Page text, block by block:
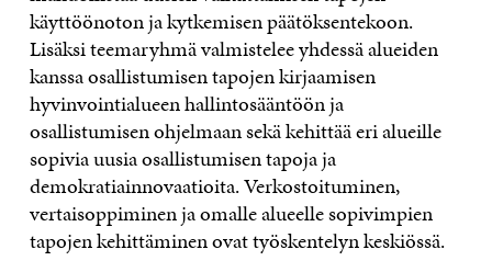
S
S
A
V
A
T
U
U
U
U
S
Ä
A
V
A
U
U
U
U
D
S
S
A
V
A
T
U
U
U
I
L
A
A
V
U
T
U
U
U
K
E
L
N
L
I
K
K
käyttöönoton ja kytkemisen päätöksentekoon.
Lisäksi teemaryhmä valmistelee yhdessä alueiden
kanssa osallistumisen tapojen kirjaamisen
hyvinvointialueen hallintosääntöön ja
osallistumisen ohjelmaan sekä kehittää eri alueille
sopivia uusia osallistumisen tapoja ja
demokratiainnovaatioita. Verkostoituminen,
vertaisoppiminen ja omalle alueelle sopivimpien
tapojen kehittäminen ovat työskentelyn keskiössä.